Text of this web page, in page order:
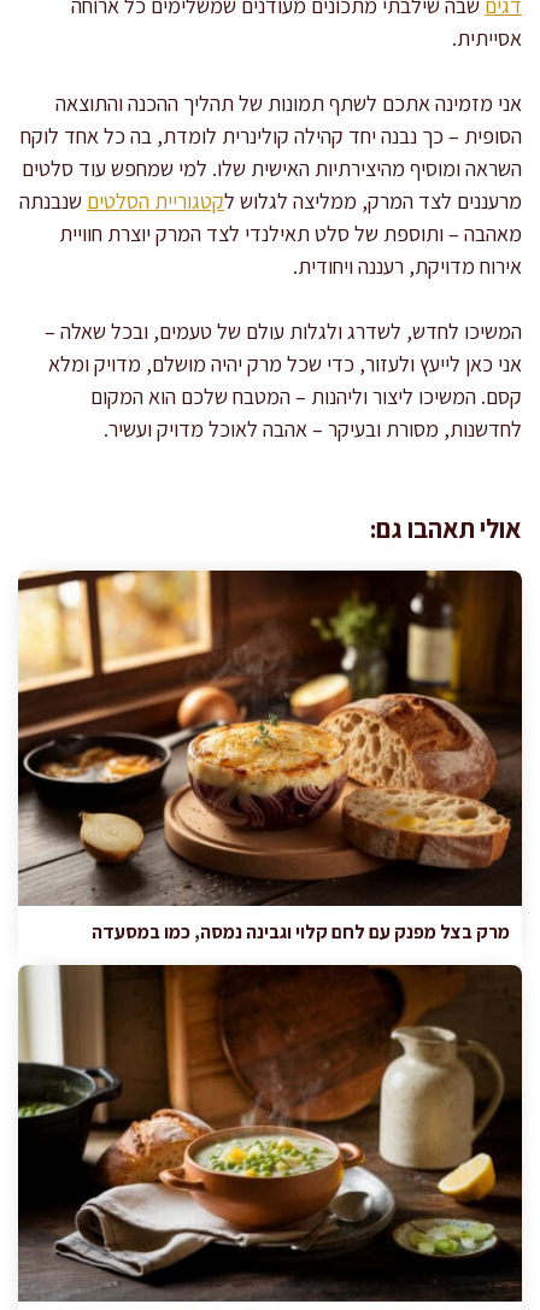
אסייתית.
אני מזמינה אתכם לשתף תמונות של תהליך ההכנה והתוצאה
הסופית – כך נבנה יחד קהילה קולינרית לומדת, בה כל אחד לוקח
השראה ומוסיף מהיצירתיות האישית שלו. למי שמחפש עוד סלטים
מרעננים לצד המרק, ממליצה לגלוש לקטגוריית הסלטים שנבנתה
מאהבה – ותוספת של סלט תאילנדי לצד המרק יוצרת חוויית
אירוח מדויקת, רעננה ויחודית.
המשיכו לחדש, לשדרג ולגלות עולם של טעמים, ובכל שאלה –
אני כאן לייעץ ולעזור, כדי שכל מרק יהיה מושלם, מדויק ומלא
קסם. המשיכו ליצור וליהנות – המטבח שלכם הוא המקום
לחדשנות, מסורת ובעיקר – אהבה לאוכל מדויק ועשיר.
אולי תאהבו גם:
מרק בצל מפנק עם לחם קלוי וגבינה נמסה, כמו במסעדה